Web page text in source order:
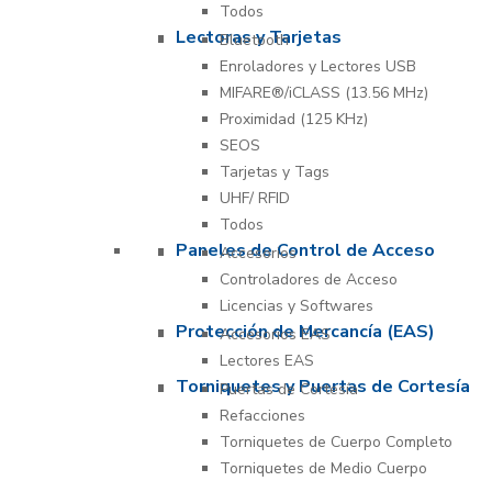
Todos
Lectoras y Tarjetas
Bluetooth
Enroladores y Lectores USB
MIFARE®/iCLASS (13.56 MHz)
Proximidad (125 KHz)
SEOS
Tarjetas y Tags
UHF/ RFID
Todos
Paneles de Control de Acceso
Accesorios
Controladores de Acceso
Licencias y Softwares
Protección de Mercancía (EAS)
Accesorios EAS
Lectores EAS
Torniquetes y Puertas de Cortesía
Puertas de Cortesía
Refacciones
Torniquetes de Cuerpo Completo
Torniquetes de Medio Cuerpo